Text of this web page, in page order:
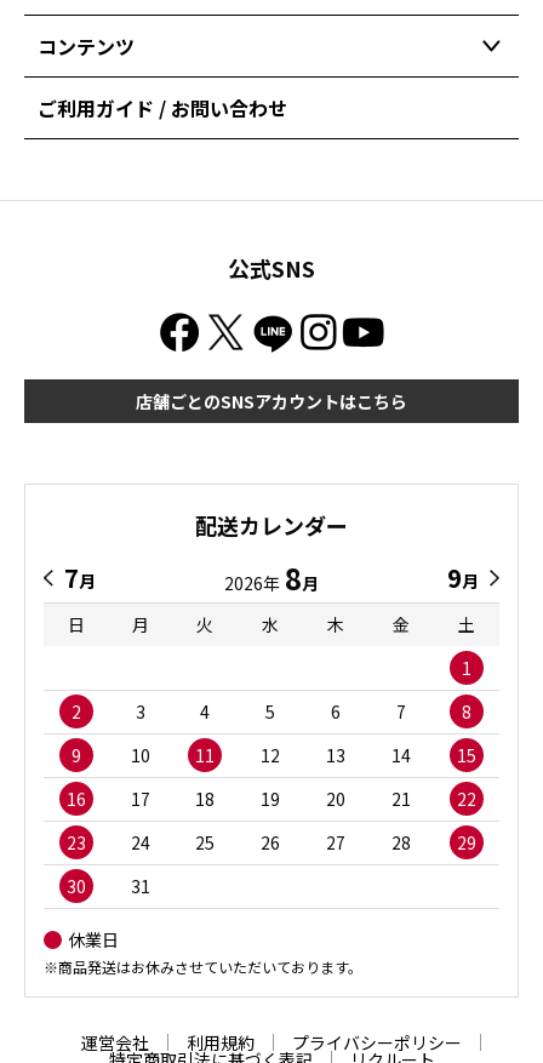
コンテンツ
ご利用ガイド / お問い合わせ
公式SNS
店舗ごとのSNSアカウントはこちら
配送カレンダー
7月 2026年 8月 9月
日
月 火 水 木 金
土
1
2
3 4 5 6 7
8
9
10 11 12 13 14
15
16
17 18 19 20 21
22
23
24 25 26 27 28
29
30
31
休業日
※商品発送はお休みさせていただいております。
運営会社 利用規約 プライバシーポリシー